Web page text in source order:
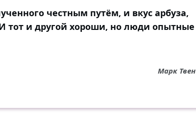
честным путём, и вкус арбуза,
тот и другой хороши, но люди опытные
Марк Твен